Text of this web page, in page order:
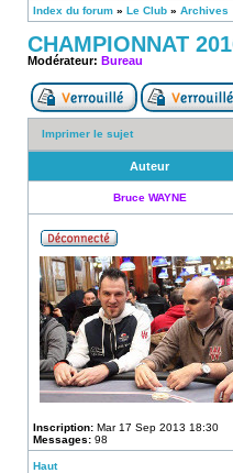
Index du forum » Le Club » Archives
CHAMPIONNAT
Modérateur: Bureau
Imprimer le sujet
Auteur
Bruce WAYNE
Inscription: Mar 17 Sep 2013 18:30
Messages: 98
Haut